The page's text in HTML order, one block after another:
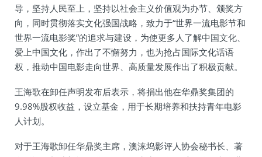
导，坚持人民至上，坚持以社会主义价值观为办节、颁奖方
向，同时贯彻落实文化强国战略，致力于“世界一流电影节和
世界一流电影奖”的追求与建设，为使更多人了解中国文化、
爱上中国文化，作出了不懈努力，也为抢占国际文化话语
权，推动中国电影走向世界、高质量发展作出了积极贡献。
王海歌在卸任声明发布后表示，将捐出他在华鼎奖集团的
9.98%股权收益，设立基金，用于长期培养和扶持青年电影
人计划。
对于王海歌卸任华鼎奖主席，澳涞坞影评人协会秘书长、著